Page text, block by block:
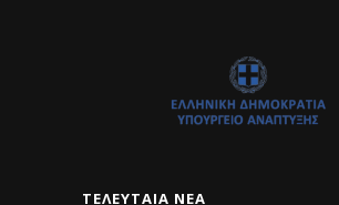
ΤΕΛΕΥΤΑΊΑ ΝΈΑ